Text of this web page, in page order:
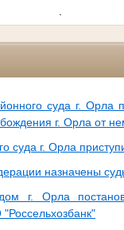
суда г. Орла
г. Орла от
суда г. Орла
назначены
г. Орла